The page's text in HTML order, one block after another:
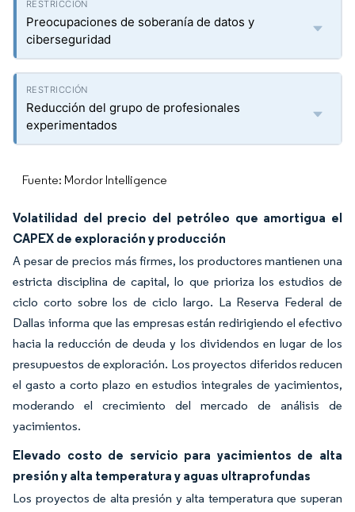
Preocupaciones de soberanía de datos y
ciberseguridad
Reducción del grupo de profesionales
experimentados
Fuente: Mordor Intelligence
Volatilidad del precio del petróleo que amortigua el
CAPEX de exploración y producción
A pesar de precios más firmes, los productores mantienen una
estricta disciplina de capital, lo que prioriza los estudios de
ciclo corto sobre los de ciclo largo. La Reserva Federal de
Dallas informa que las empresas están redirigiendo el efectivo
hacia la reducción de deuda y los dividendos en lugar de los
presupuestos de exploración. Los proyectos diferidos reducen
el gasto a corto plazo en estudios integrales de yacimientos,
moderando el crecimiento del mercado de análisis de
yacimientos.
Elevado costo de servicio para yacimientos de alta
presión y alta temperatura y aguas ultraprofundas
Los proyectos de alta presión y alta temperatura que superan